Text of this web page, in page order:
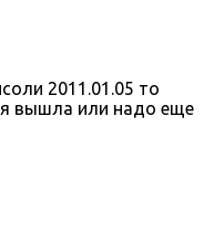
2011.01.05 то
вышла или надо еще